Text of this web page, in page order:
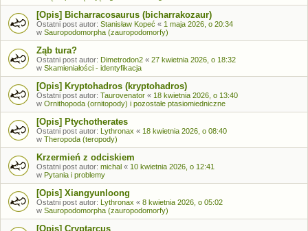
[Opis] Bicharracosaurus (bicharrakozaur)
Ostatni post autor: Stanisław Kopeć « 1 maja 2026, o 20:34
w Sauropodomorpha (zauropodomorfy)
Ząb tura?
Ostatni post autor: Dimetrodon2 « 27 kwietnia 2026, o 18:32
w Skamieniałości - identyfikacja
[Opis] Kryptohadros (kryptohadros)
Ostatni post autor: Taurovenator « 18 kwietnia 2026, o 13:40
w Ornithopoda (ornitopody) i pozostałe ptasiomiedniczne
[Opis] Ptychotherates
Ostatni post autor: Lythronax « 18 kwietnia 2026, o 08:40
w Theropoda (teropody)
Krzermień z odciskiem
Ostatni post autor: michal « 10 kwietnia 2026, o 12:41
w Pytania i problemy
[Opis] Xiangyunloong
Ostatni post autor: Lythronax « 8 kwietnia 2026, o 05:02
w Sauropodomorpha (zauropodomorfy)
[Opis] Cryptarcus